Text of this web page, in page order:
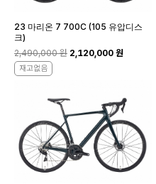
23 마리온 7 700C (105 유압디스
크)
2,490,000 원 2,120,000 원
재고없음